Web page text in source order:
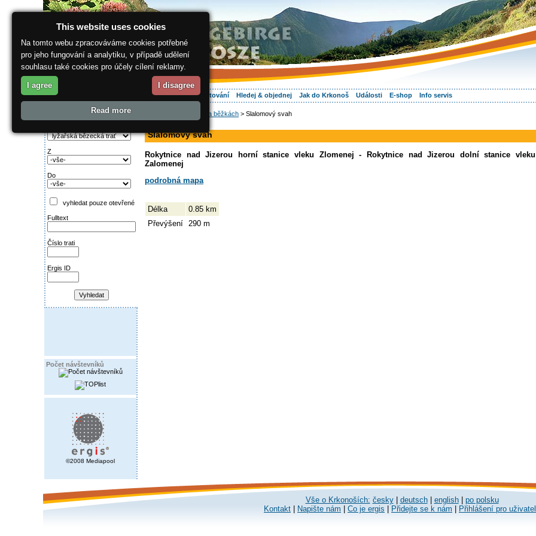
O regionu Vaše dovolená Ubytování Hledej & objednej Jak do Krkonoš Události E-shop Info servis
Najděte si:
Z
Do
vyhledat pouze otevřené
Fulltext
Číslo trati
Ergis ID
Počet návštevníků
©2008 Mediapool
Na běžkách > Slalomový svah
Slalomový svah
Rokytnice nad Jizerou horní stanice vleku Zlomenej - Rokytnice nad Jizerou dolní stanice vleku
Zalomenej
podrobná mapa
Délka
0.85 km
Převýšení
290 m
Vše o Krkonoších: česky| deutsch| english| po polsku
Kontakt
Napište nám Co je ergis Přidejte se k nám Přihlášení pro
This website uses cookies
Na tomto webu zpracováváme cookies potřebné
pro jeho fungování a analytiku, v případě udělení
souhlasu také cookies pro účely cílení reklamy.
I agree I disagree
Read more